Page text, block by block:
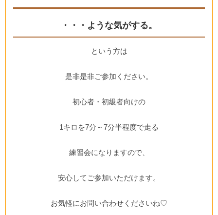
・・・ような気がする。
という方は
是非是非ご参加ください。
初心者・初級者向けの
1キロを7分～7分半程度で走る
練習会になりますので、
安心してご参加いただけます。
お気軽にお問い合わせくださいね♡